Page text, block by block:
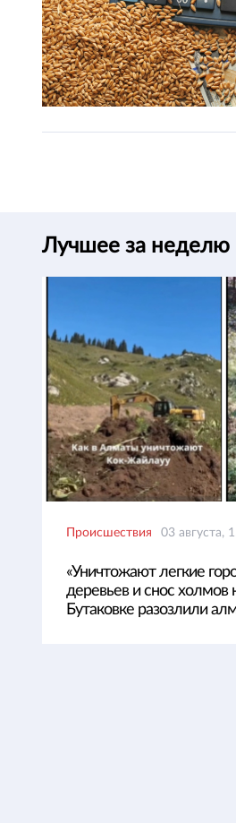
Лучшее за неделю
Происшествия 03 августа,
«Уничтожают легкие
деревьев и снос
Бутаковке разозлили